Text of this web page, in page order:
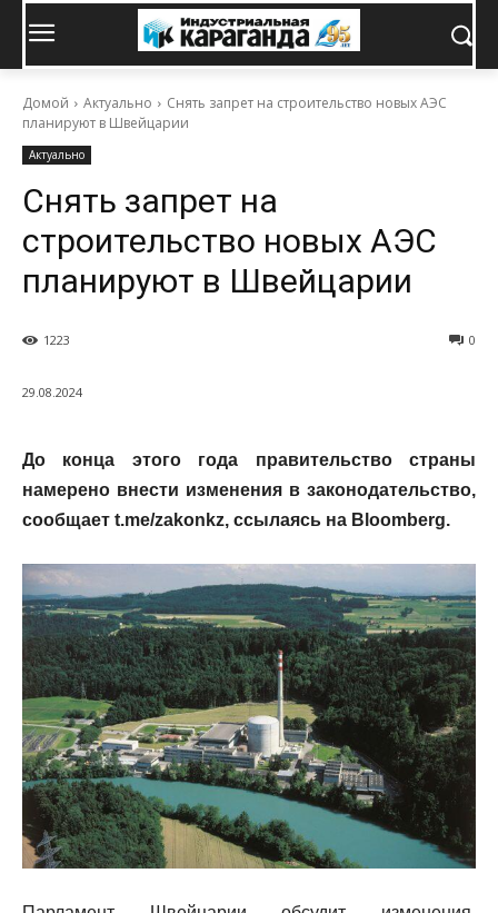
Домой Актуально
Снять запрет на строительство новых АЭС
планируют в Швейцарии
Актуально
Снять запрет на
строительство новых АЭС
планируют в Швейцарии
0
1223
29.08.2024
До конца этого года правительство страны
намерено внести изменения в законодательство,
сообщает t.me/zakonkz, ссылаясь на Bloomberg.